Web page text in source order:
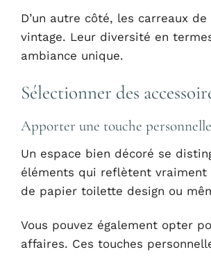
D’un autre côté, les carreaux
vintage. Leur diversité en
ambiance unique.
Sélectionner des
Apporter une touche personnelle
Un espace bien décoré se
éléments qui reflètent vraiment
de papier toilette design ou
Vous pouvez également opter
affaires. Ces touches